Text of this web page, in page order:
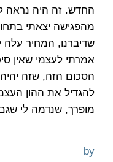
החדש. זה היה נראה
מהפגישה יצאתי
אמרתי לעצמי שאין
הסכום הזה, שזה
להגדיל את ההון
מופרך, שנדמה לי
by